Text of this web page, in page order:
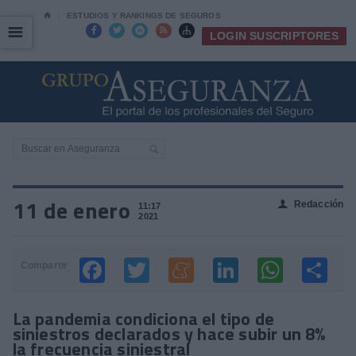
⌂ ESTUDIOS Y RANKINGS DE SEGUROS
     LOGIN SUSCRIPTORES
☰
☰
11 de enero
11:17
2021
👤 Redacción
La pandemia condiciona el tipo de
siniestros declarados y hace subir un 8%
la frecuencia siniestral